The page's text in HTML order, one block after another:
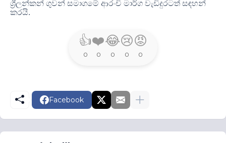
ශ්‍රීලන්කන් ගුවන් සමාගමේ ආරංචි මාර්ග වැඩිදුරටත් සඳහන්
කරයි.
👍
0
❤️
0
😂
0
😢
0
😡
0
Facebook